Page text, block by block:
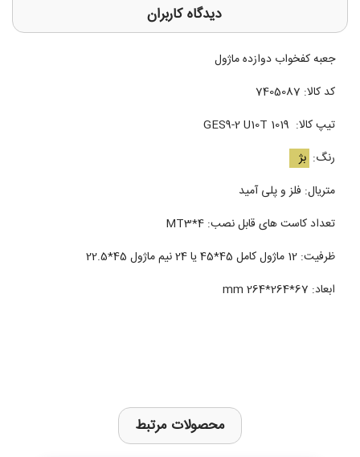
دیدگاه کاربران
جعبه کفخواب دوازده ماژول
کد کالا: 7405087
تیپ کالا: GES9-2 U10T 1019
رنگ: بژ
متریال: فلز و پلی آمید
تعداد کاست های قابل نصب: MT3*4
ظرفیت: 12 ماژول کامل 45*45 یا 24 نیم ماژول 45*22.5
ابعاد: mm 264*264*67
محصولات مرتبط